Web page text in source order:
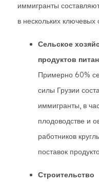
иммигранты
в нескольких ключевых
Сельское
продуктов
Примерно 60%
силы Грузии
иммигранты, в
плодоводстве и
работников
поставок
Строительство